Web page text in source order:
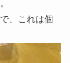
、これは個